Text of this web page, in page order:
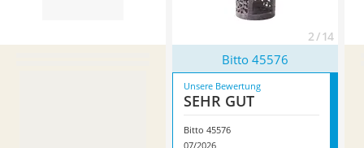
2 / 14
Bitto 45576
Unsere Bewertung
SEHR GUT
Bitto 45576
07/2026